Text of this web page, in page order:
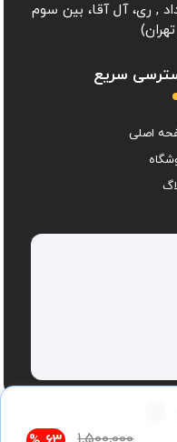
, ری، آل آقا، بین سوم
سریع
اصلی